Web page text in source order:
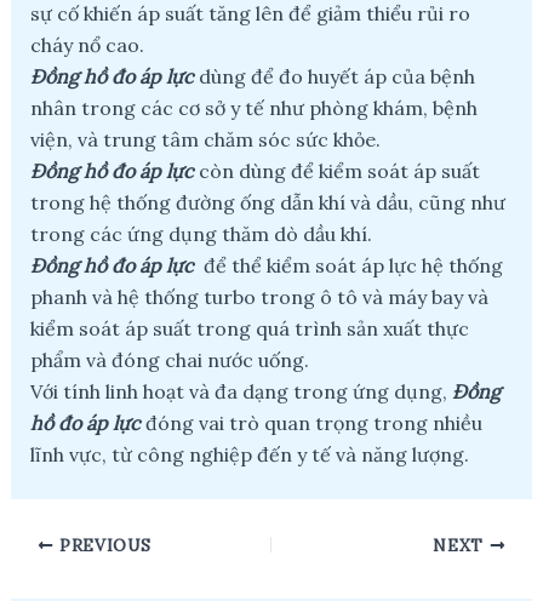
sự cố khiến áp suất tăng lên để giảm thiểu rủi ro
cháy nổ cao.
Đồng hồ đo áp lựcdùng để đo huyết áp của bệnh
nhân trong các cơ sở y tế như phòng khám, bệnh
viện, và trung tâm chăm sóc sức khỏe.
Đồng hồ đo áp lựccòn dùng để kiểm soát áp suất
trong hệ thống đường ống dẫn khí và dầu, cũng như
trong các ứng dụng thăm dò dầu khí.
Đồng hồ đo áp lựcđể thể kiểm soát áp lực hệ thống
phanh và hệ thống turbo trong ô tô và máy bay và
kiểm soát áp suất trong quá trình sản xuất thực
phẩm và đóng chai nước uống.
Với tính linh hoạt và đa dạng trong ứng dụng, Đồng
hồ đo áp lựcđóng vai trò quan trọng trong nhiều
lĩnh vực, từ công nghiệp đến y tế và năng lượng.
Post PREVIOUS NEXT